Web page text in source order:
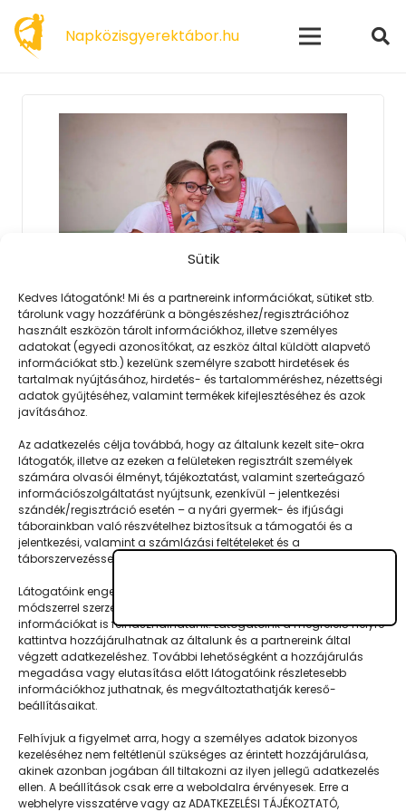
Sütik
Kedves látogatónk! Mi és a partnereink információkat, sütiket stb.
tárolunk vagy hozzáférünk a böngészéshez/regisztrációhoz
használt eszközön tárolt információkhoz, illetve személyes
adatokat (egyedi azonosítókat, az eszköz által küldött alapvető
információkat stb.) kezelünk személyre szabott hirdetések és
tartalmak nyújtásához, hirdetés- és tartalomméréshez, nézettségi
adatok gyűjtéséhez, valamint termékek kifejlesztéséhez és azok
javításához.
Az adatkezelés célja továbbá, hogy az általunk kezelt site-okra
látogatók, illetve az ezeken a felületeken regisztrált személyek
számára olvasói élményt, tájékoztatást, valamint szerteágazó
információszolgáltatást nyújtsunk, ezenkívül – jelentkezési
szándék/regisztráció esetén – a nyári gyermek- és ifjúsági
táborainkban való részvételhez biztosítsuk a támogatói és a
jelentkezési, valamint a számlázási feltételeket és a
táborszervezéssel kapcsolatos kommunikációt.
Látogatóink engedélyével mi és a partnereink eszközleolvasásos
módszerrel szerzett geolokációs adatokat és azonosítási
információkat is felhasználhatunk. Látogatóink a megfelelő helyre
kattintva hozzájárulhatnak az általunk és a partnereink által
végzett adatkezeléshez. További lehetőségként a hozzájárulás
megadása vagy elutasítása előtt látogatóink részletesebb
információkhoz juthatnak, és megváltoztathatják kereső-
beállításaikat.
Felhívjuk a figyelmet arra, hogy a személyes adatok bizonyos
kezeléséhez nem feltétlenül szükséges az érintett hozzájárulása,
akinek azonban jogában áll tiltakozni az ilyen jellegű adatkezelés
ellen. A beállítások csak erre a weboldalra érvényesek. Erre a
webhelyre visszatérve vagy az ADATKEZELÉSI TÁJÉKOZTATÓ,
Napközisgyerektábor.hu
2023. 02. 06.
A tábor után megszerettem
Kecskemétet is
A PEOPLE TEAM tematikus táborai
turnusonként 500 gyereknek adnak
tanulási és kikapcsolódási lehetőséget.
Xénia kifejtette,…
Napközisgyerektábor.hu
Navigáció
Táboringer
Egyveleg